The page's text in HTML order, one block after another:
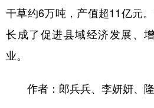
干草约6万吨，产值超11亿元。
长成了促进县域经济发展、
业。
作者：郎兵兵、李妍妍、